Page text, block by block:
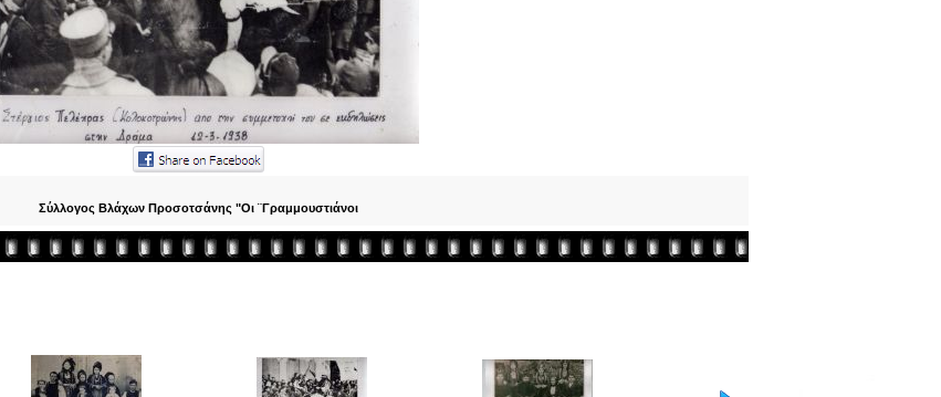
Σύλλογος Βλάχων Προσοτσάνης "Οι ¨Γραμμουστιάνοι